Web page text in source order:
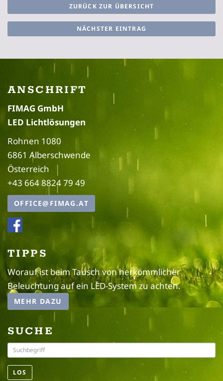
ZURÜCK ZUR ÜBERSICHT
NÄCHSTER EINTRAG
ANSCHRIFT
FIMAG GmbH
LED Lichtlösungen
Rohnen 1080
6861 Alberschwende
Österreich
+43 664 8824 79 49
OFFICE@FIMAG.AT
TIPPS
Worauf ist beim Tausch von herkömmlicher
Beleuchtung auf ein LED-System zu achten.
MEHR DAZU
SUCHE
LOS